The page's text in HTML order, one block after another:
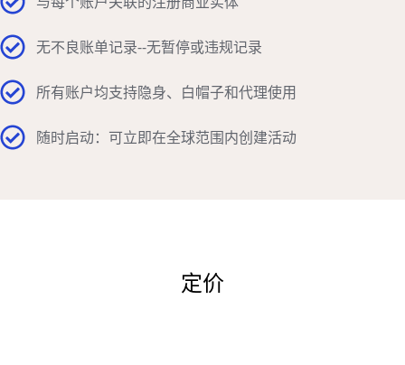
无不良账单记录--无暂停或违规记录
所有账户均支持隐身、白帽子和代理使用
随时启动：可立即在全球范围内创建活动
定价